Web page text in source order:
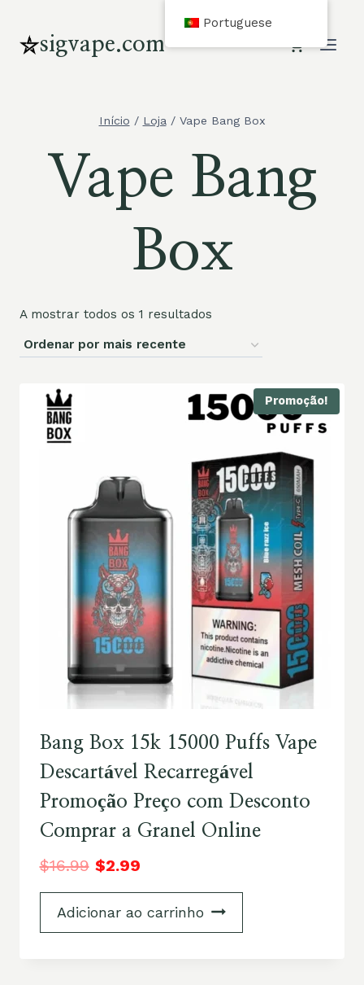
para
sigvape.com
Início / Loja / Vape Bang Box
Vape Bang
Box
A mostrar todos os 1 resultados
Promoção!
Bang Box 15k 15000 Puffs Vape
Descartável Recarregável
Promoção Preço com Desconto
Comprar a Granel Online
$16.99 $2.99
Adicionar ao carrinho
Portuguese